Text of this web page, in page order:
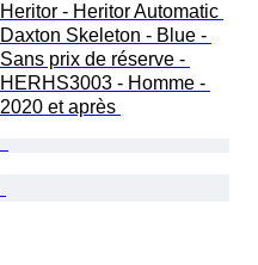
Heritor - Heritor Automatic
Daxton Skeleton - Blue -
Sans prix de réserve -
HERHS3003 - Homme -
2020 et après